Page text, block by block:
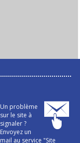
Un problème
sur le site à
signaler ?
Envoyez un
mail au service "Site